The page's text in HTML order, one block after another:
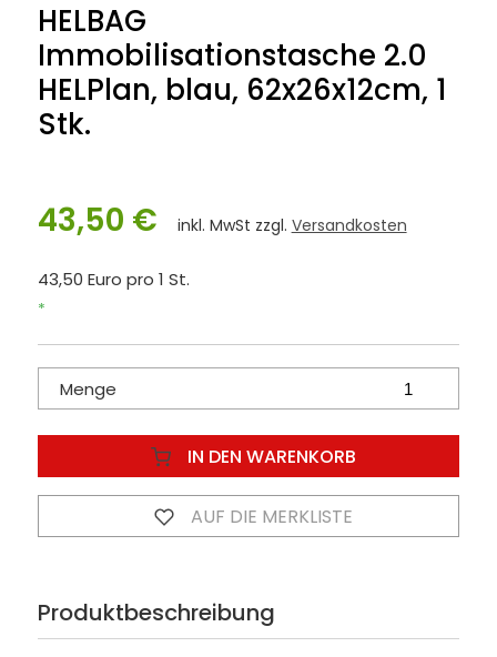
HELBAG
Immobilisationstasche 2.0
HELPlan, blau, 62x26x12cm, 1
Stk.
43,50 € inkl. MwSt zzgl. Versandkosten
43,50 Euro pro 1 St.
*
Menge
IN DEN WARENKORB
AUF DIE MERKLISTE
Produktbeschreibung